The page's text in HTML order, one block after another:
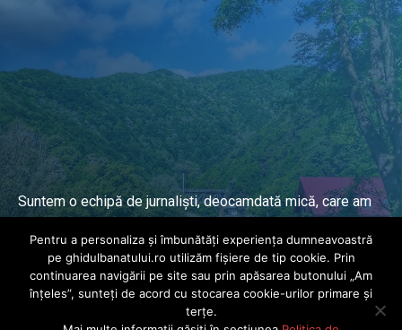
Suntem o echipă de jurnaliști, deocamdată mică, care am
lucrat și lucrăm în presa locală și națională de mai mulți
ani.
Pentru a personaliza și îmbunătăți experiența dumneavoastră
pe ghidulbanatului.ro utilizăm fișiere de tip cookie. Prin
continuarea navigării pe site sau prin apăsarea butonului „Am
înțeles”, sunteți de acord cu stocarea cookie-urilor primare și
terțe.